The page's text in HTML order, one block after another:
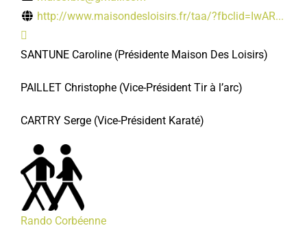
http://www.maisondesloisirs.fr/taa/?fbclid=IwAR...
SANTUNE Caroline (Présidente Maison Des Loisirs)
PAILLET Christophe (Vice-Président Tir à l’arc)
CARTRY Serge (Vice-Président Karaté)
Rando Corbéenne